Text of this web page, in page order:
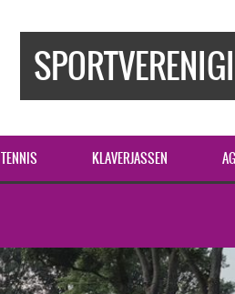
TENNIS KLAVERJASSEN